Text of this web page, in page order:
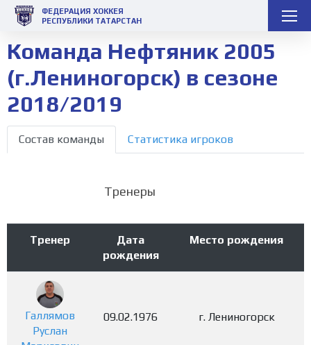
ФЕДЕРАЦИЯ ХОККЕЯ
РЕСПУБЛИКИ ТАТАРСТАН
Команда Нефтяник 2005
(г.Лениногорск) в сезоне
2018/2019
Состав команды Статистика игроков
Тренеры
Тренер
Дата
рождения
Место рождения
Галлямов
Руслан
09.02.1976 г. Лениногорск